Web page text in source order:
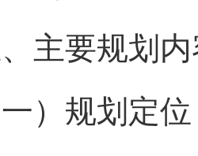
主要规划
一）规划定位